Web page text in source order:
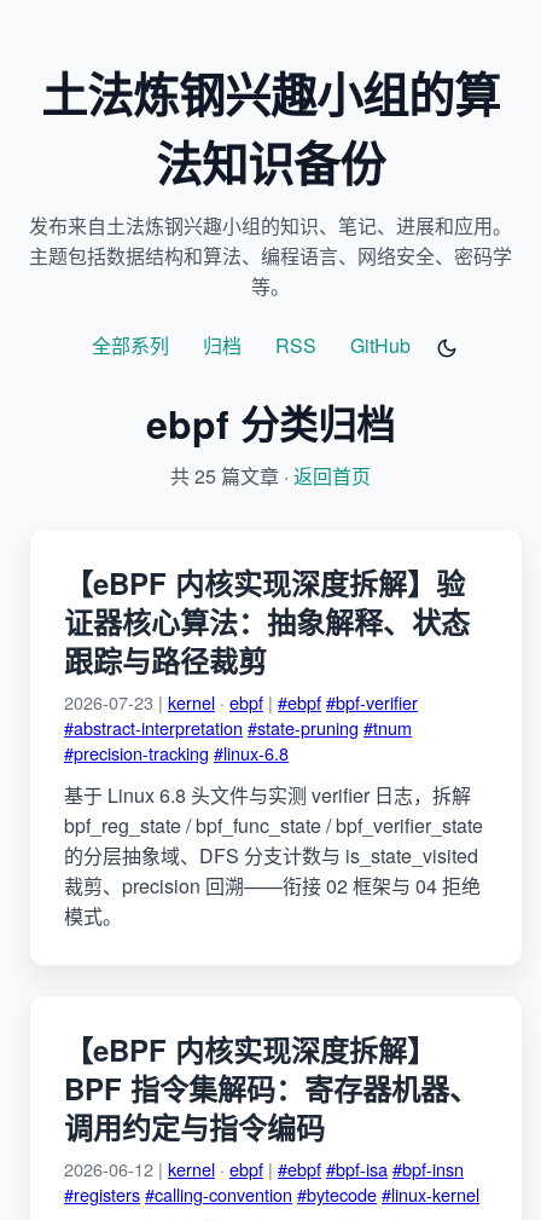
土法炼钢兴趣小组的算
法知识备份
发布来自土法炼钢兴趣小组的知识、笔记、进展和应用。
主题包括数据结构和算法、编程语言、网络安全、密码学
等。
全部系列 归档 RSS GitHub
ebpf 分类归档
共 25 篇文章 · 返回首页
【eBPF 内核实现深度拆解】验
证器核心算法：抽象解释、状态
跟踪与路径裁剪
2026-07-23 | kernel · ebpf | #ebpf#bpf-verifier
#abstract-interpretation #state-pruning #tnum
#precision-tracking #linux-6.8
基于 Linux 6.8 头文件与实测 verifier 日志，拆解
bpf_reg_state / bpf_func_state / bpf_verifier_state
的分层抽象域、DFS 分支计数与 is_state_visited
裁剪、precision 回溯——衔接 02 框架与 04 拒绝
模式。
【eBPF 内核实现深度拆解】
BPF 指令集解码：寄存器机器、
调用约定与指令编码
2026-06-12 | kernel · ebpf | #ebpf#bpf-isa#bpf-insn
#registers#calling-convention #bytecode#linux-kernel